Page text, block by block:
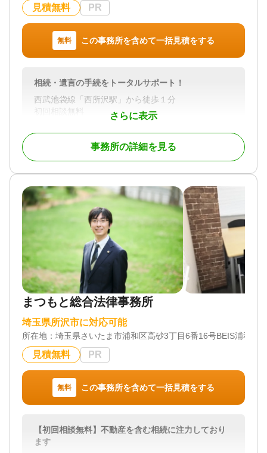
見積無料 PR
無料 この事務所を含めて一括見積をする
さらに表示
相続・遺言の手続をトータルサポート！
西武池袋線「西所沢駅」から徒歩１分
初回相談無料
ワンストップサービス
埼玉県全域、東京都全域
遺言書 / 遺産分割 / 相続財産調査 / 相続登記 / 相続放
棄 / 成年後見 / 家族信託 / 相続手続き / 銀行手続き /
戸籍収集 / 相続人調査 / 生前贈与（不動産名義変更）
電話相談可 / 訪問可 / 土日相談可 / 初回相談無料 / 18
時以降相談可 / オンライン面談可 / 事務所面談可
事務所の詳細を見る
まつもと総合法律事務所
埼玉県所沢市に対応可能
所在地： 埼玉県さいたま市浦和区高砂3丁目6番16号BEIS浦和ビ
見積無料 PR
無料 この事務所を含めて一括見積をする
【初回相談無料】不動産を含む相続に注力しており
ます